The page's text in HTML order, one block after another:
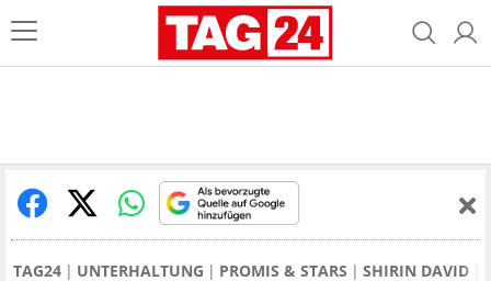
TAG24 UNTERHALTUNG PROMIS & STARS SHIRIN DAVID